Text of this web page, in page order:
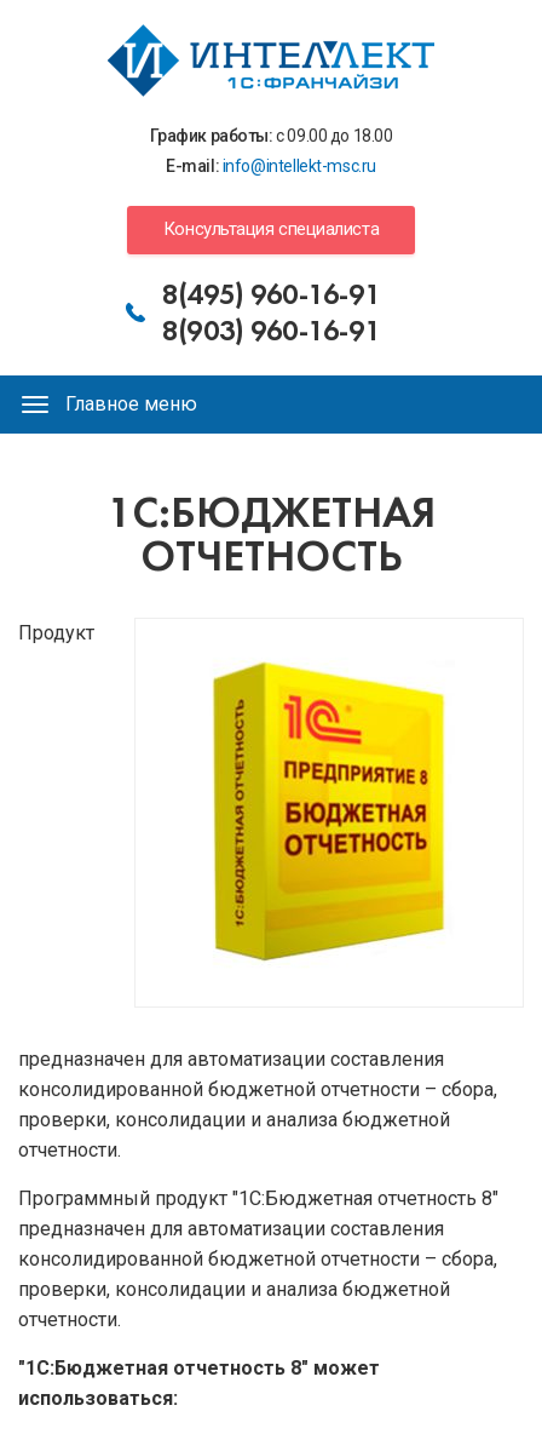
График работы:с 09.00 до 18.00
E-mail:info@intellekt-msc.ru
Консультация специалиста
8(495) 960-16-91
8(903) 960-16-91
Главное
меню
Главное меню
1С:БЮДЖЕТНАЯ
ОТЧЕТНОСТЬ
Продукт
предназначен для автоматизации составления
консолидированной бюджетной отчетности – сбора,
проверки, консолидации и анализа бюджетной
отчетности.
Программный продукт "1С:Бюджетная отчетность 8"
предназначен для автоматизации составления
консолидированной бюджетной отчетности – сбора,
проверки, консолидации и анализа бюджетной
отчетности.
"1С:Бюджетная отчетность 8" может
использоваться: